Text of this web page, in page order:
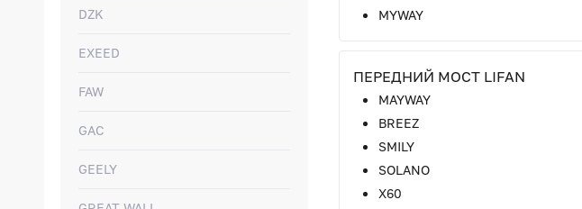
DZK
EXEED
FAW
GAC
GEELY
MYWAY
ПЕРЕДНИЙ МОСТ LIFAN
MAYWAY
BREEZ
SMILY
SOLANO
X60